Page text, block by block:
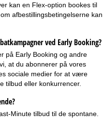
kan en Flex-option bookes til
afbestillingsbetingelserne kan
ved Early Booking?
på Early Booking og andre
at du abonnerer på vores
sociale medier for at være
tilbud eller konkurrencer.
Minute tilbud til de spontane.